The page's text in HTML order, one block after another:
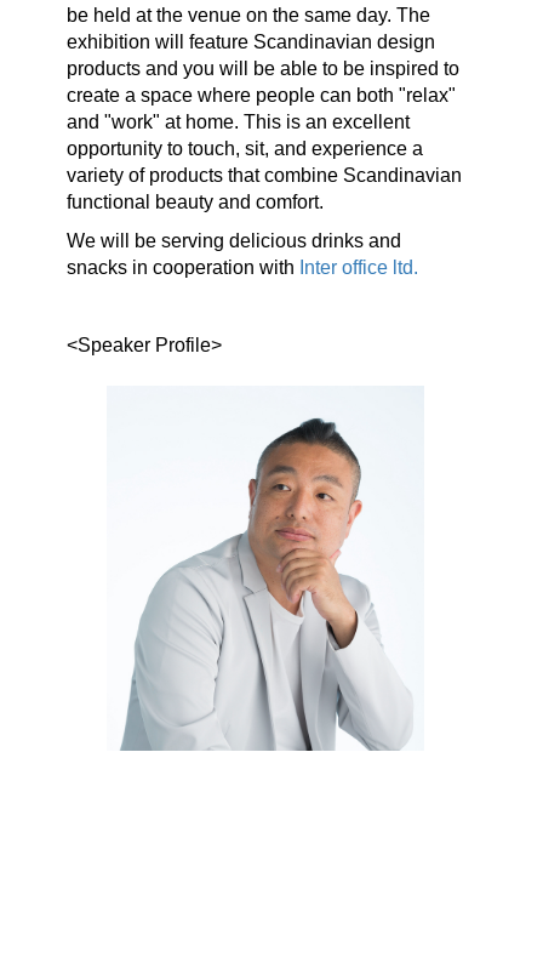
be held at the venue on the same day. The
exhibition will feature Scandinavian design
products and you will be able to be inspired to
create a space where people can both "relax"
and "work" at home. This is an excellent
opportunity to touch, sit, and experience a
variety of products that combine Scandinavian
functional beauty and comfort.
We will be serving delicious drinks and
snacks in cooperation with Inter office ltd.
<Speaker Profile>